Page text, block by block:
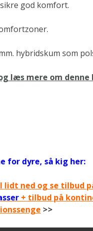
god komfort.
hybridskum som
læs mere om denne
for dyre, så kig her:
lidt ned og se tilbud
+ tilbud på
>>